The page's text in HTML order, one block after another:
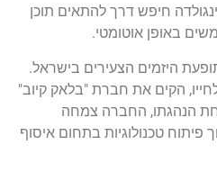
חיפש דרך להתאים תוכן
באופן אוטומטי.
היזמים הצעירים בישראל.
הקים את חברת "בלאק קיוב"
הנהגתו, החברה צמחה
פיתוח טכנולוגיות בתחום איסוף